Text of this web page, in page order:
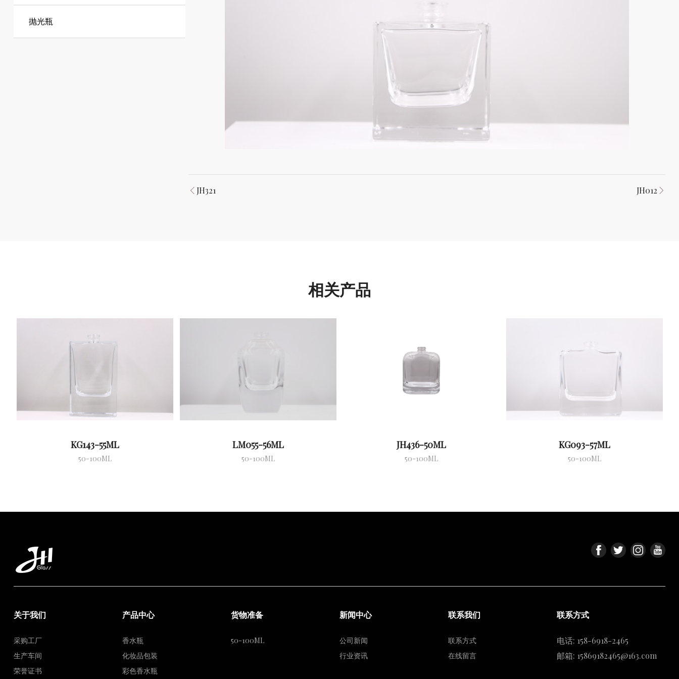
抛光瓶
JH321 JH012
相关产品
KG143-55ML
50-100ML
LM055-56ML
50-100ML
JH436-50ML
50-100ML
KG093-57ML
50-100ML
关于我们
采购工厂
生产车间
荣誉证书
产品中心
香水瓶
化妆品包装
彩色香水瓶
货物准备
50-100ML
新闻中心
公司新闻
行业资讯
联系我们
联系方式
在线留言
联系方式
电话: 158-6918-2465
邮箱: 15869182465@163.com